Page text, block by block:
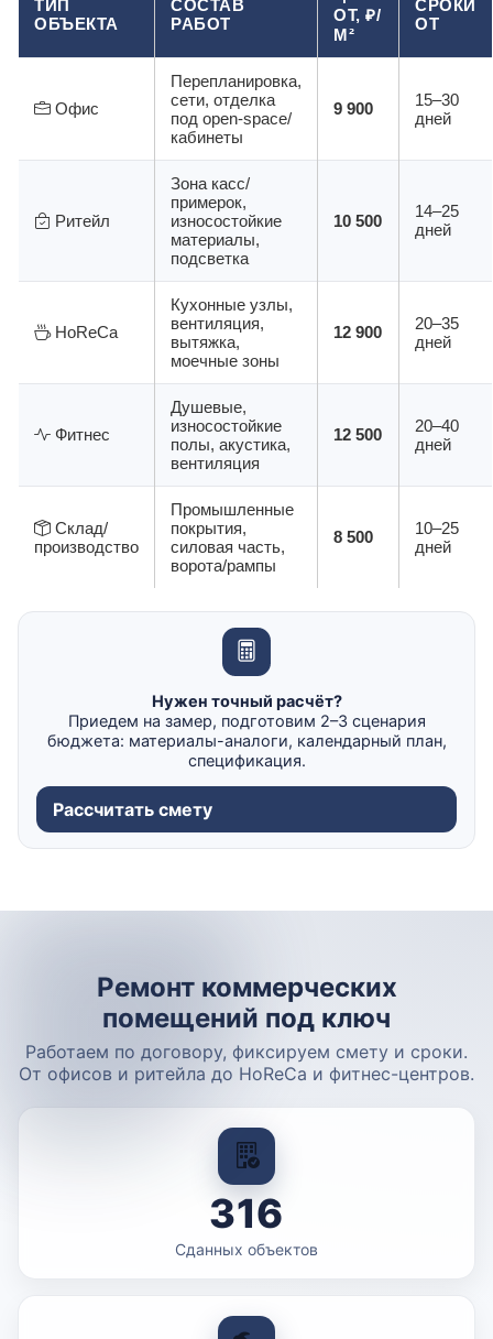
ТИП
ОБЪЕКТА
СОСТАВ
РАБОТ
ОТ, ₽/
М²
СРОКИ
ОТ
Офис
Перепланировка,
сети, отделка
под open-space/
кабинеты
9 900
15–30
дней
Ритейл
Зона касс/
примерок,
износостойкие
материалы,
подсветка
10 500
14–25
дней
HoReCa
Кухонные узлы,
вентиляция,
вытяжка,
моечные зоны
12 900
20–35
дней
Фитнес
Душевые,
износостойкие
полы, акустика,
вентиляция
12 500
20–40
дней
Склад/
производство
Промышленные
покрытия,
силовая часть,
ворота/рампы
8 500
10–25
дней
Нужен точный расчёт?
Приедем на замер, подготовим 2–3 сценария
бюджета: материалы-аналоги, календарный план,
спецификация.
Рассчитать смету
Ремонт коммерческих
помещений под ключ
Работаем по договору, фиксируем смету и сроки.
От офисов и ритейла до HoReCa и фитнес-центров.
316
Сданных объектов